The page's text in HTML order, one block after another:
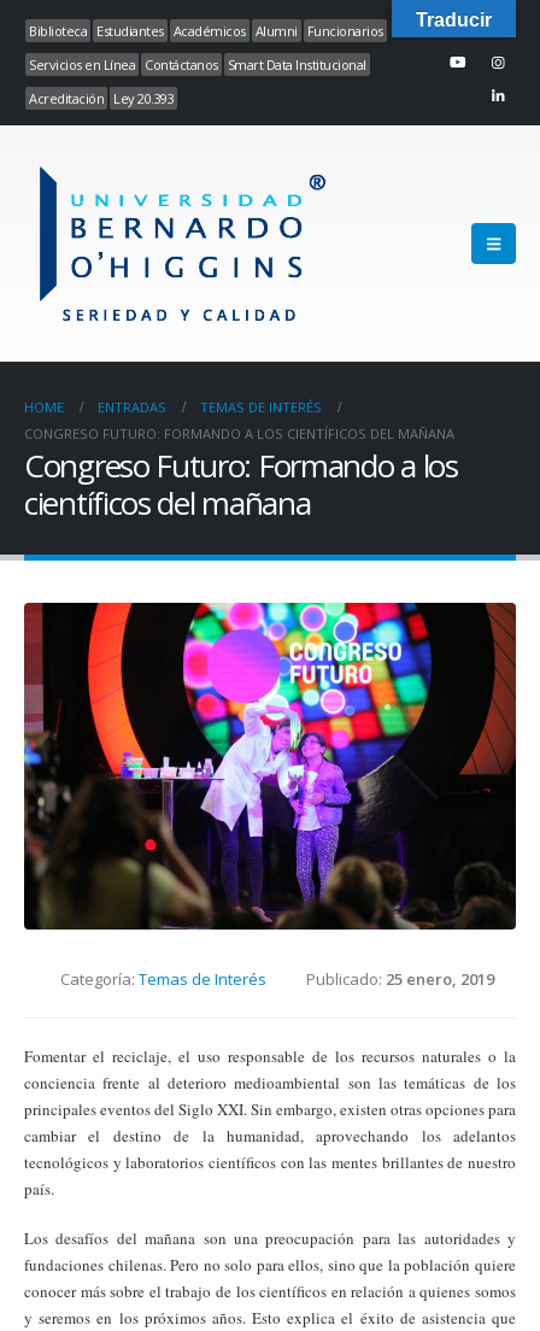
Biblioteca Estudiantes Académicos Alumni
Funcionarios
Servicios en Línea Contáctanos
Smart Data Institucional
Acreditación Ley 20.393
HOME ENTRADAS
TEMAS DE INTERÉS
CONGRESO FUTURO: FORMANDO A LOS CIENTÍFICOS DEL MAÑANA
Congreso Futuro: Formando a los
científicos del mañana
Categoría: Temas de Interés Publicado: 25 enero, 2019
Fomentar el reciclaje, el uso responsable de los recursos naturales o la
conciencia frente al deterioro medioambiental son las temáticas de los
principales eventos del Siglo XXI. Sin embargo, existen otras opciones para
cambiar el destino de la humanidad, aprovechando los adelantos
tecnológicos y laboratorios científicos con las mentes brillantes de nuestro
país.
Los desafíos del mañana son una preocupación para las autoridades y
fundaciones chilenas. Pero no solo para ellos, sino que la población quiere
conocer más sobre el trabajo de los científicos en relación a quienes somos
y seremos en los próximos años. Esto explica el éxito de asistencia que
Traducir